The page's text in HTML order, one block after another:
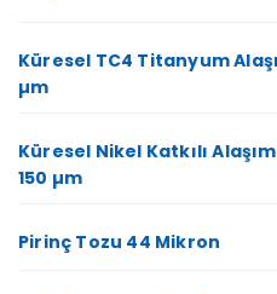
Küresel TC4 Titanyum
µm
Küresel Nikel Katkılı
150 µm
Pirinç Tozu 44 Mikron